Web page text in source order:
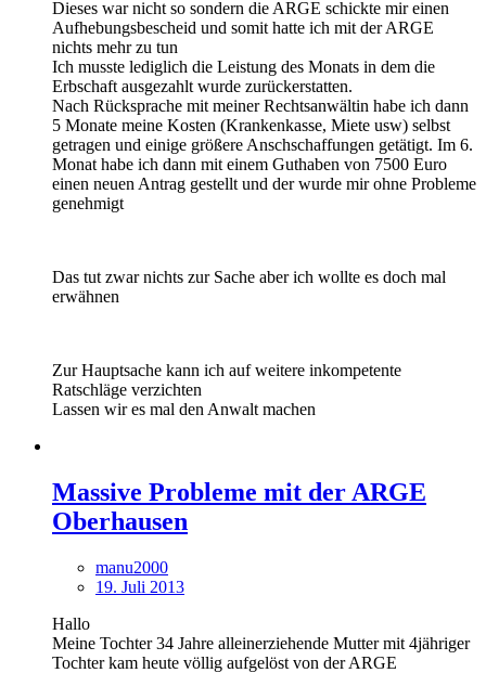
Dieses war nicht so sondern die ARGE schickte mir einen
Aufhebungsbescheid und somit hatte ich mit der ARGE
nichts mehr zu tun
Ich musste lediglich die Leistung des Monats in dem die
Erbschaft ausgezahlt wurde zurückerstatten.
Nach Rücksprache mit meiner Rechtsanwältin habe ich dann
5 Monate meine Kosten (Krankenkasse, Miete usw) selbst
getragen und einige größere Anschschaffungen getätigt. Im 6.
Monat habe ich dann mit einem Guthaben von 7500 Euro
einen neuen Antrag gestellt und der wurde mir ohne Probleme
genehmigt
Das tut zwar nichts zur Sache aber ich wollte es doch mal
erwähnen
Zur Hauptsache kann ich auf weitere inkompetente
Ratschläge verzichten
Lassen wir es mal den Anwalt machen
Massive Probleme mit der ARGE
Oberhausen
manu2000
19. Juli 2013
Hallo
Meine Tochter 34 Jahre alleinerziehende Mutter mit 4jähriger
Tochter kam heute völlig aufgelöst von der ARGE